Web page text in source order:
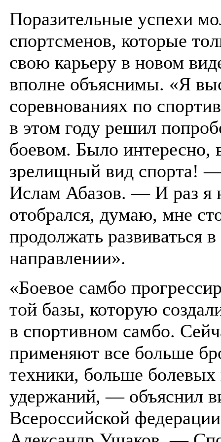
Поразительные успехи
спортсменов, которые
свою карьеру в новом
вполне объяснимы. «Я
соревнованиях по
в этом году решил
боевом. Было интересно,
зрелищный вид спорта!
Ислам Абазов. — И раз я
отобрался, думаю, мне
продолжать развиваться
направлении».
«Боевое самбо
той базы, которую
в спортивном самбо.
применяют все больше
техники, больше
удержаний, — объяснил
Всероссийской